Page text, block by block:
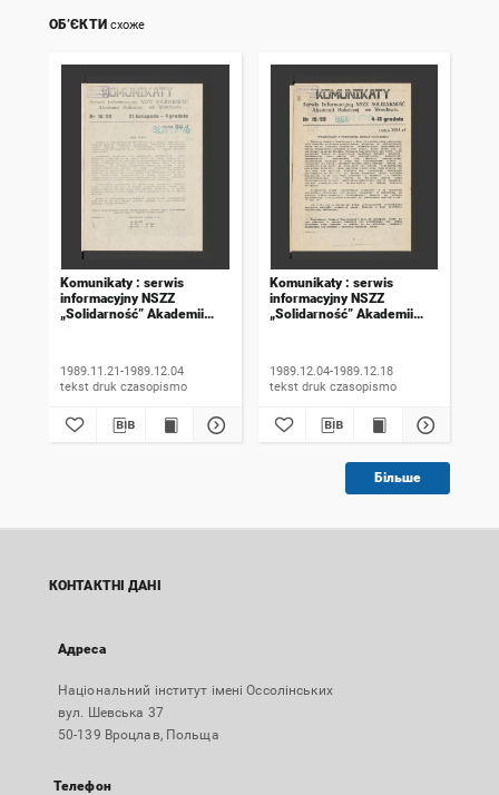
ОБ’ЄКТИ схоже
Komunikaty : serwis
informacyjny NSZZ
„Solidarność” Akademii
1989.11.21-1989.12.04
tekst druk czasopismo
Komunikaty : serwis
informacyjny NSZZ
„Solidarność” Akademii
1989.12.04-1989.12.18
tekst druk czasopismo
Більше
КОНТАКТНІ ДАНІ
Адреса
Національний інститут імені Оссолінських
вул. Шевська 37
50-139 Вроцлав, Польща
Телефон